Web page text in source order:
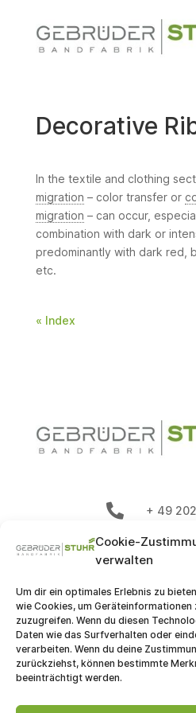
Cookie-
verwalten
Um dir ein optimales Erlebnis zu
wie Cookies, um
zuzugreifen. Wenn du diesen
Daten wie das Surfverhalten oder
verarbeiten. Wenn du deine
zurückziehst, können bestimmte
beeinträchtigt werden.
Decorative
In the textile and clothing
migration – color transfer or
migration – can occur,
combination with dark or
predominantly with dark red,
etc.
« Index
 + 49


42111